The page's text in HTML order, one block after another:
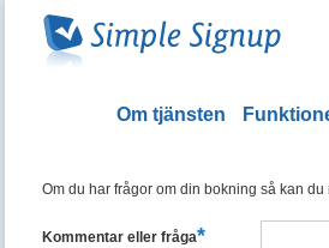
Om tjänsten
Om du har frågor om din bokning så kan
Kommentar eller fråga*